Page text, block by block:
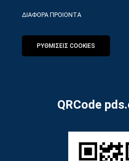
ΔΙΑΦΟΡΑ ΠΡΟΙΟΝΤΑ
ΡΥΘΜΙΣΕΙΣ COOKIES
QRCode